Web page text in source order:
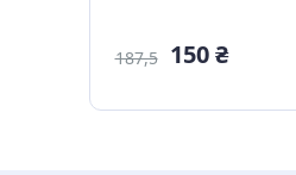
187,5 150 ₴